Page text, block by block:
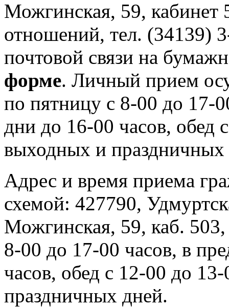
Можгинская, 59, кабинет
отношений, тел. (34139)
почтовой связи на
форме. Личный прием
по пятницу с 8-00 до 17-
дни до 16-00 часов, обед
выходных и праздничных
Адрес и время приема
схемой: 427790,
Можгинская, 59, каб.
8-00 до 17-00 часов, в
часов, обед с 12-00 до
праздничных дней.